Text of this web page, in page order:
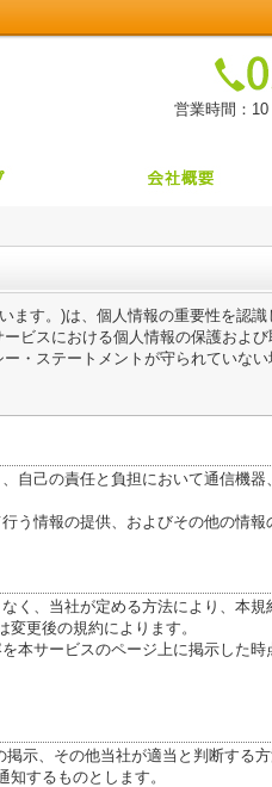
営業時間：
ます。)は、個人情報の重要性を認
ビスにおける個人情報の保護およ
・ステートメントが守られていな
自己の責任と負担において通信機
う情報の提供、およびその他の情報
く、当社が定める方法により、本
更後の規約によります。
本サービスのページ上に掲示した
掲示、その他当社が適当と判断する
するものとします。